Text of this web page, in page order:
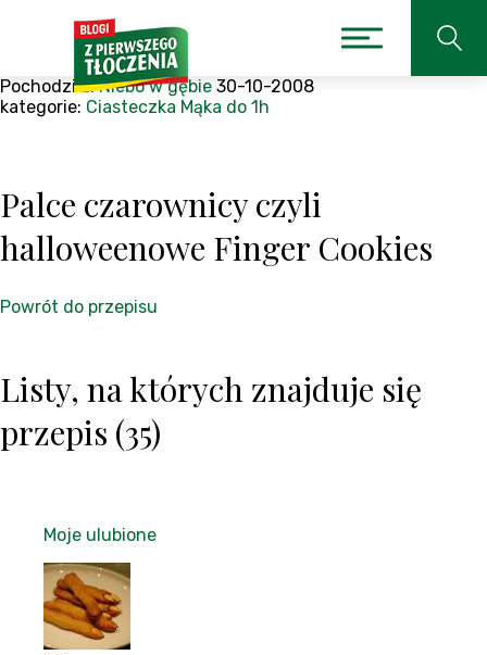
Pochodzi z:Niebo w gębie 30-10-2008
kategorie: Ciasteczka Mąka do 1h
Palce czarownicy czyli
halloweenowe Finger Cookies
Powrót do przepisu
Listy, na których znajduje się
przepis (35)
Moje ulubione